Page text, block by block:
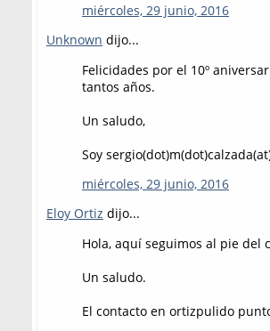
miércoles, 29 junio, 2016
Unknown dijo...
Felicidades por el 10º
tantos años.
Un saludo,
Soy
miércoles, 29 junio, 2016
Eloy Ortiz dijo...
Hola, aquí seguimos al pie del
Un saludo.
El contacto en ortizpulido